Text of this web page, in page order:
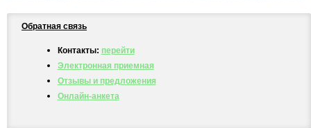
Обратная связь
Контакты: перейти
Электронная приемная
Отзывы и предложения
Онлайн-анкета